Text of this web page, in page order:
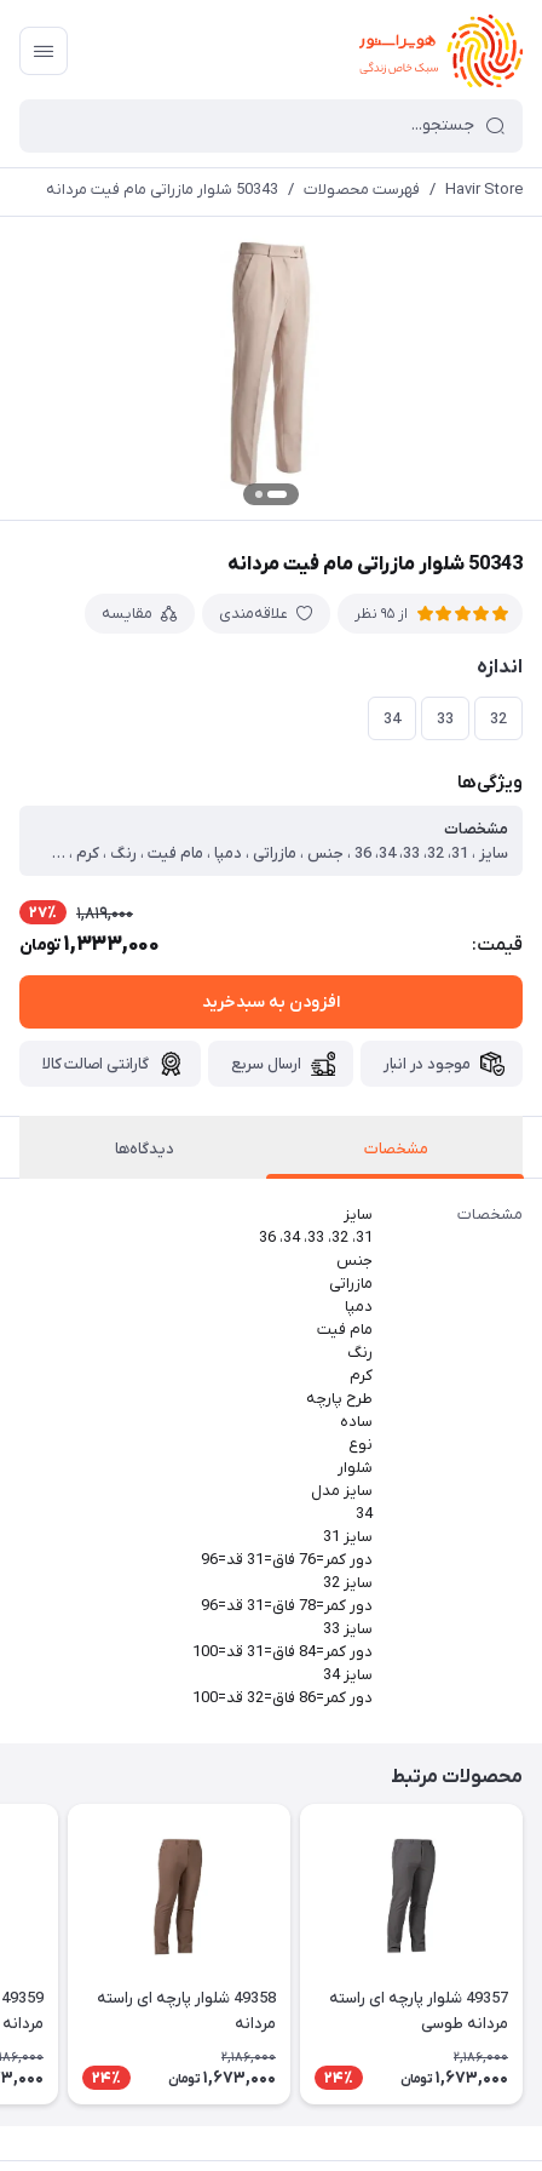
Havir Store
/ فهرست محصولات / 50343 شلوار مازراتی مام فیت مردانه
50343 شلوار مازراتی مام فیت مردانه
از 95 نظر علاقه‌مندی مقایسه
اندازه
32
33
34
ویژگی‌ها
مشخصات
سایز ، 31، 32، 33، 34، 36 ، جنس ، مازراتی ، دمپا ، مام فیت ، رنگ ، کرم ، طرح پارچه ، ساده ، نوع ، شلوار ، سایز مدل ، 34 ، سایز 31 ، دور کمر=76 فاق=31 قد=96 ، سایز 32 ، دور کمر=78 فاق=31 قد=96 ، سایز 33 ، دور کمر=84 فاق=31 قد=100 ، سایز 34 ، دور کمر=86 فاق=32 قد=100
قیمت:
1,819,000 27٪
1,333,000تومان
افزودن به سبدخرید
موجود در انبار ارسال سریع گارانتی اصالت کالا
مشخصات دیدگاه‌ها
مشخصات
سایز
31، 32، 33، 34، 36
جنس
مازراتی
دمپا
مام فیت
رنگ
کرم
طرح پارچه
ساده
نوع
شلوار
سایز مدل
34
سایز 31
دور کمر=76 فاق=31 قد=96
سایز 32
دور کمر=78 فاق=31 قد=96
سایز 33
دور کمر=84 فاق=31 قد=100
سایز 34
دور کمر=86 فاق=32 قد=100
محصولات مرتبط
49357 شلوار پارچه ای راسته
مردانه طوسی
2,186,000
1,673,000 تومان 24٪
49358 شلوار پارچه ای راسته
مردانه
2,186,000
1,673,000 تومان 24٪